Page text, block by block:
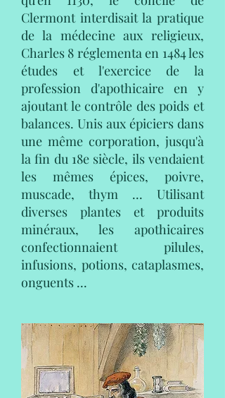
Clermont interdisait la pratique
de la médecine aux religieux,
Charles 8 réglementa en 1484 les
études et l'exercice de la
profession d'apothicaire en y
ajoutant le contrôle des poids et
balances. Unis aux épiciers dans
une même corporation, jusqu'à
la fin du 18e siècle, ils vendaient
les mêmes épices, poivre,
muscade, thym ... Utilisant
diverses plantes et produits
minéraux, les apothicaires
confectionnaient pilules,
infusions, potions, cataplasmes,
onguents ...